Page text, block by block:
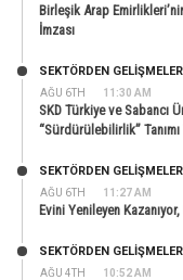
Birleşik Arap
İmzası
AĞU 6TH 11:30 AM
SEKTÖRDEN GELIŞMELER
SKD Türkiye ve Sabancı
“Sürdürülebilirlik”
AĞU 6TH 11:27 AM
SEKTÖRDEN GELIŞMELER
Evini Yenileyen
AĞU 4TH 10:52 AM
SEKTÖRDEN GELIŞMELER